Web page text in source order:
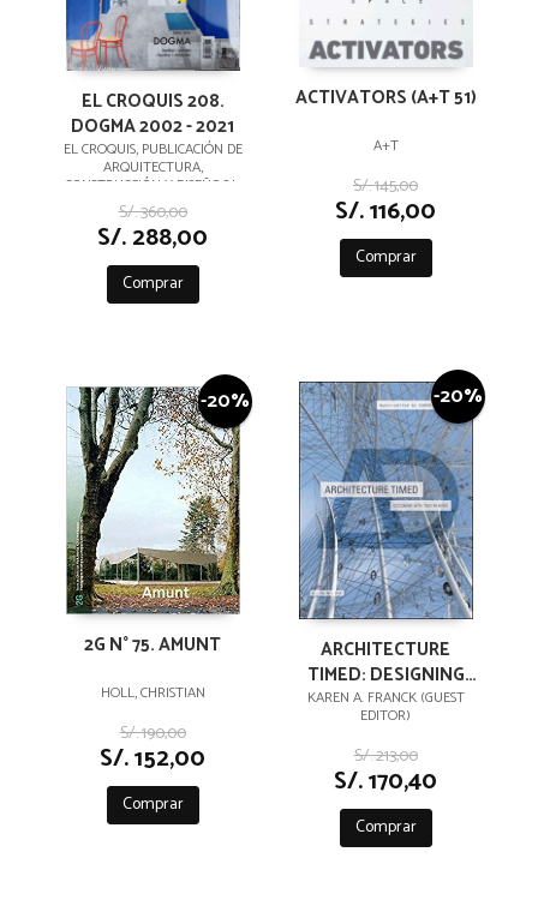
EL CROQUIS 208.
DOGMA 2002 - 2021
EL CROQUIS, PUBLICACIÓN DE
ARQUITECTURA,
CONSTRUCCIÓN Y DISEÑO,S.L.
S/. 360,00
S/. 288,00
Comprar
ACTIVATORS (A+T 51)
A+T
S/. 145,00
S/. 116,00
Comprar
-20%
2G N° 75. AMUNT
HOLL, CHRISTIAN
S/. 190,00
S/. 152,00
Comprar
-20%
ARCHITECTURE
TIMED: DESIGNING
WITH TIME IN MIND
KAREN A. FRANCK (GUEST
EDITOR)
S/. 213,00
S/. 170,40
Comprar